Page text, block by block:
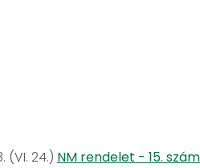
(VI. 24.) NM rendelet - 15.